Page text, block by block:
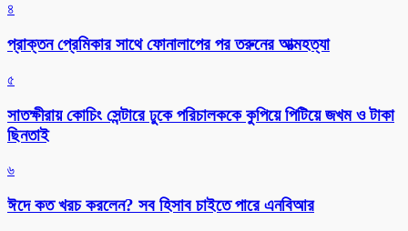
৪
প্রাক্তন প্রেমিকার সাথে ফোনালাপের পর তরুনের আত্মহত্যা
৫
সাতক্ষীরায় কোচিং সেন্টারে ঢুকে পরিচালককে কুপিয়ে পিটিয়ে জখম ও টাকা
ছিনতাই
৬
ঈদে কত খরচ করলেন? সব হিসাব চাইতে পারে এনবিআর